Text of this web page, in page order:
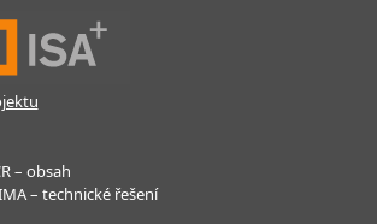
– obsah
– technické řešení